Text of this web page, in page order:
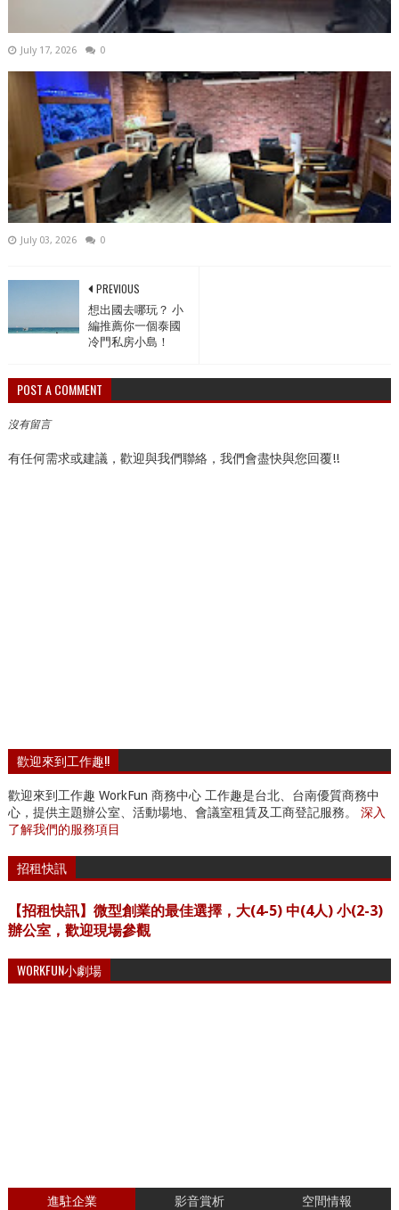
July 17, 2026 0
July 03, 2026 0
PREVIOUS
想出國去哪玩？ 小
編推薦你一個泰國
冷門私房小島！
POST A COMMENT
沒有留言
有任何需求或建議，歡迎與我們聯絡，我們會盡快與您回覆!!
歡迎來到工作趣!!
歡迎來到工作趣 WorkFun 商務中心 工作趣是台北、台南優質商務中
心，提供主題辦公室、活動場地、會議室租賃及工商登記服務。 深入
了解我們的服務項目
招租快訊
【招租快訊】微型創業的最佳選擇，大(4-5) 中(4人) 小(2-3)
辦公室，歡迎現場參觀
WORKFUN小劇場
進駐企業 影音賞析 空間情報